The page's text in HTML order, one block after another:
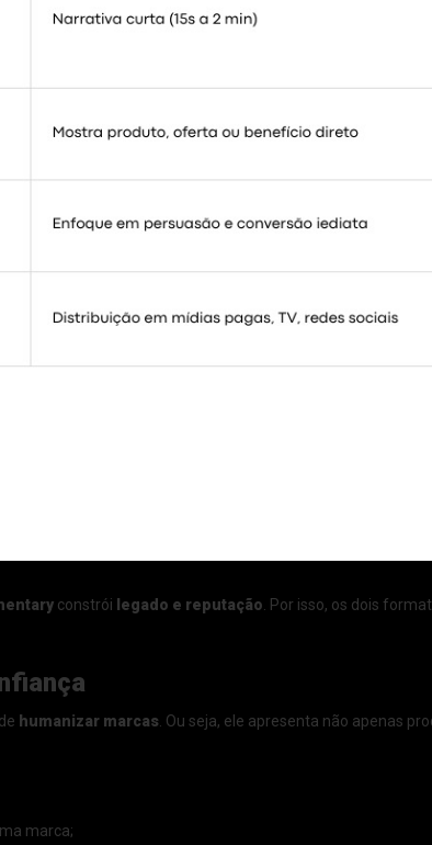
constrói legado e reputação . Por isso, os dois
humanizar marcas . Ou seja, ele apresenta não apenas
marca;